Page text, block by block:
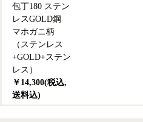
包丁180 ステン
レスGOLD鋼
マホガニ柄
（ステンレス
+GOLD+ステン
レス）
￥14,300(税込,
送料込)